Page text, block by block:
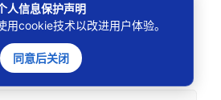
人信息保护声明
用cookie技术以改进用户体验。
同意后关闭